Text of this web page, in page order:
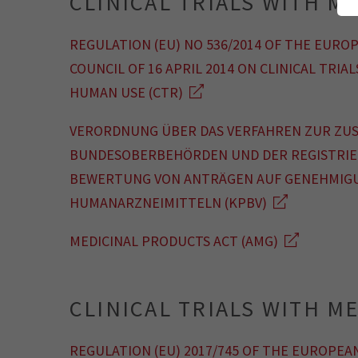
REGULATION (EU) NO 536/2014 OF THE
COUNCIL OF 16 APRIL 2014 ON CLINICAL
HUMAN USE (CTR)
VERORDNUNG ÜBER DAS VERFAHREN ZUR
BUNDESOBERBEHÖRDEN UND DER
BEWERTUNG VON ANTRÄGEN AUF
HUMANARZNEIMITTELN (KPBV)
MEDICINAL PRODUCTS ACT (AMG)
CLINICAL TRIALS WITH
REGULATION (EU) 2017/745 OF THE